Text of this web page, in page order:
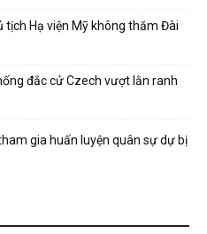
tịch Hạ viện Mỹ không thăm Đài
đắc cử Czech vượt lằn ranh
gia huấn luyện quân sự dự bị